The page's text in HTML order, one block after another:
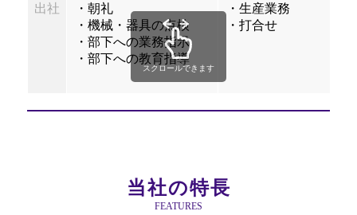
出社
・朝礼
・機械・器具の点検
・部下への業務指示
・部下への教育指導
・生産業務
・打合せ
スクロールできます
当社の特長
FEATURES